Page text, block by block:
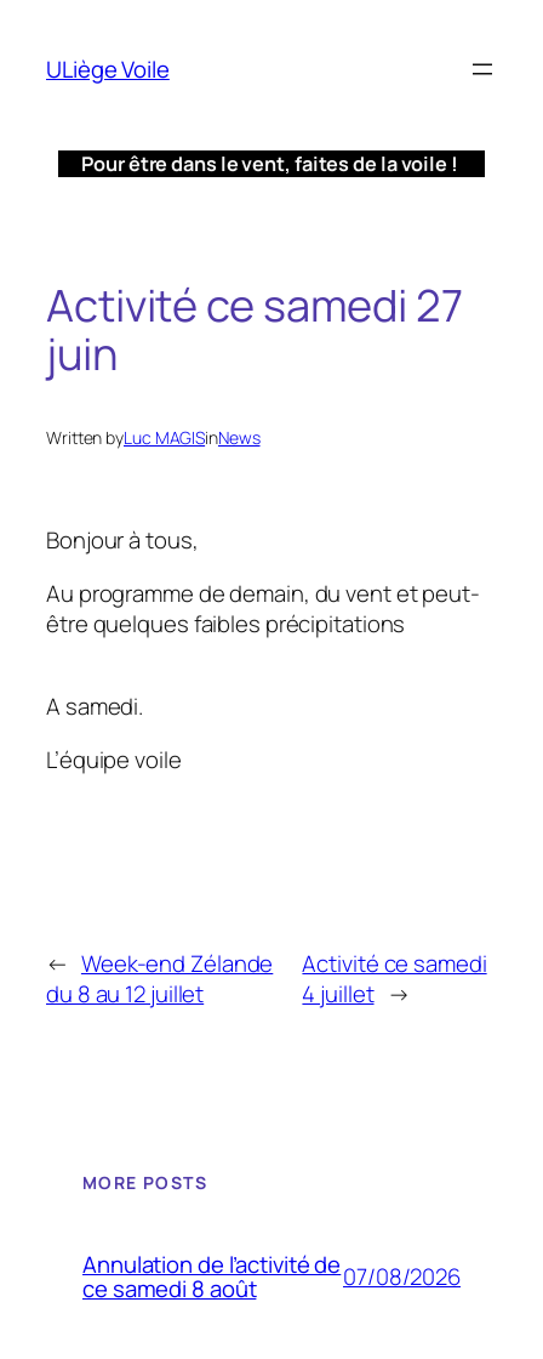
contenu
ULiège Voile
Pour être dans le vent, faites de la voile !
Activité ce samedi 27
juin
Written byLuc MAGISinNews
Bonjour à tous,
Au programme de demain, du vent et peut-
être quelques faibles précipitations
A samedi.
L’équipe voile
← Week-end Zélande
du 8 au 12 juillet
Activité ce samedi
4 juillet →
MORE POSTS
Annulation de l’activité de
ce samedi 8 août 07/08/2026